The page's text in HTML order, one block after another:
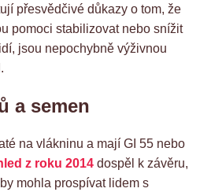
přesvědčivé důkazy o tom, že
pomoci stabilizovat nebo snížit
jsou nepochybně výživnou
a semen
na vlákninu a mají GI 55 nebo
z roku 2014 dospěl k závěru,
mohla prospívat lidem s